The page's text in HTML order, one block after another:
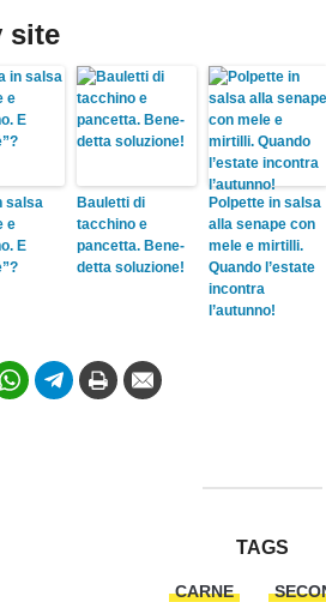
site
salsa
e
E
Bauletti di
tacchino e
pancetta. Bene-
detta soluzione!
Polpette in salsa
alla senape con
mele e mirtilli.
Quando l’estate
incontra
l’autunno!
TAGS
CARNE